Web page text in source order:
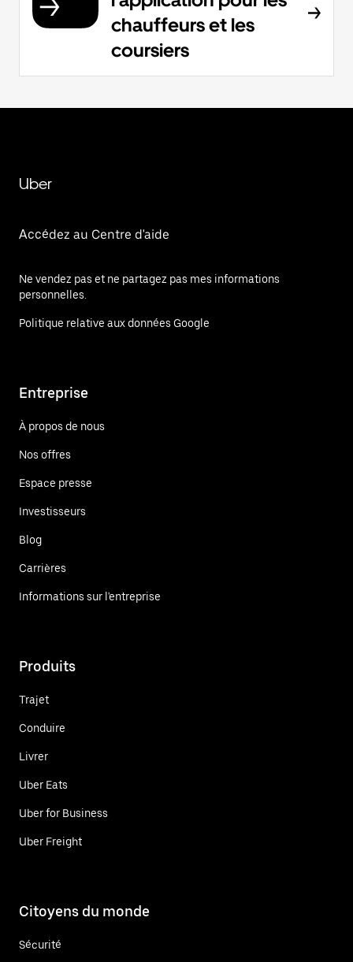
chauffeurs et les
coursiers
Uber
Accédez au Centre d'aide
Ne vendez pas et ne partagez pas mes informations
personnelles.
Politique relative aux données Google
Entreprise
À propos de nous
Nos offres
Espace presse
Investisseurs
Blog
Carrières
Informations sur l'entreprise
Produits
Trajet
Conduire
Livrer
Uber Eats
Uber for Business
Uber Freight
Citoyens du monde
Sécurité